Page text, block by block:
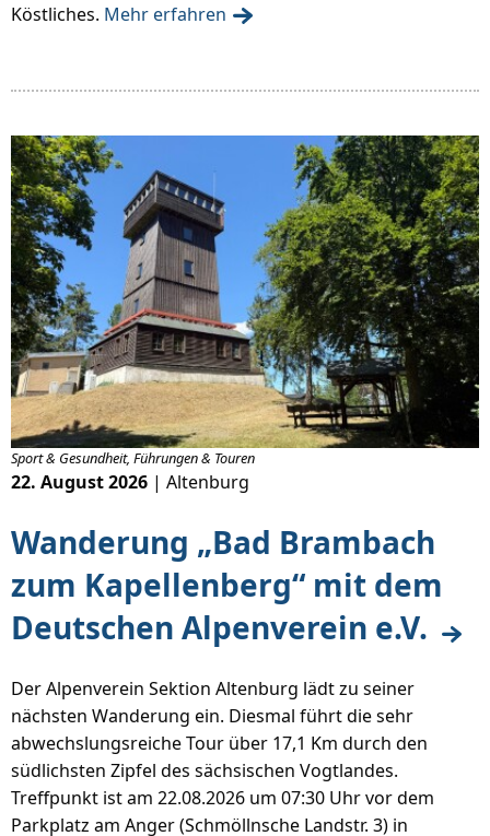
Köstliches. Mehr erfahren
Wanderung „Bad Brambach
zum Kapellenberg“ mit dem
Deutschen Alpenverein e.V.
Sport & Gesundheit, Führungen & Touren
22. August 2026 | Altenburg
Der Alpenverein Sektion Altenburg lädt zu seiner
nächsten Wanderung ein. Diesmal führt die sehr
abwechslungsreiche Tour über 17,1 Km durch den
südlichsten Zipfel des sächsischen Vogtlandes.
Treffpunkt ist am 22.08.2026 um 07:30 Uhr vor dem
Parkplatz am Anger (Schmöllnsche Landstr. 3) in